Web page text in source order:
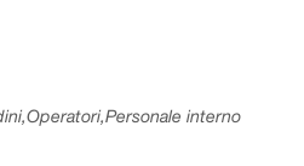
interno